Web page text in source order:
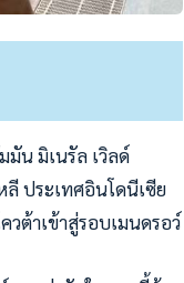
มัน มิเนรัล เวิลด์
ลี ประเทศอินโดนีเซีย
วต้าเข้าสู่รอบเมนดรอว์